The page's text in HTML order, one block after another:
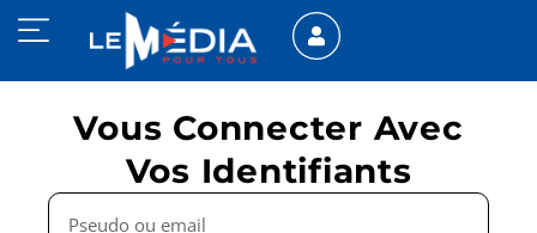
Vous Connecter Avec
Vos Identifiants